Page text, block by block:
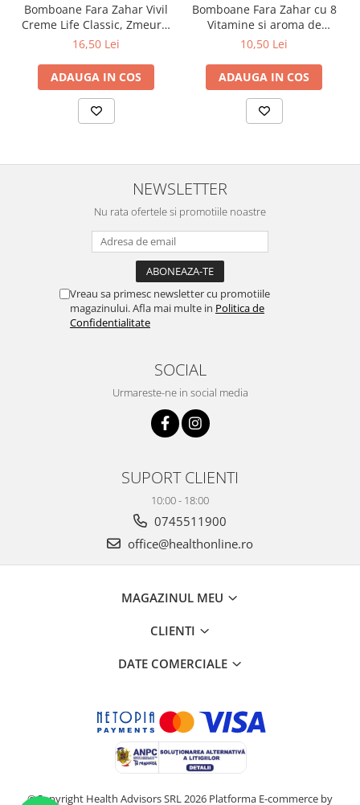
Bomboane Fara Zahar Vivil
Creme Life Classic, Zmeura,
90g
16,50 Lei
ADAUGA IN COS
Bomboane Fara Zahar cu 8
Vitamine si aroma de
Lamaie, 60g, Vivil
10,50 Lei
ADAUGA IN COS
NEWSLETTER
Nu rata ofertele si promotiile noastre
Vreau sa primesc newsletter cu promotiile
magazinului. Afla mai multe in Politica de
Confidentialitate
SOCIAL
Urmareste-ne in social media
SUPORT CLIENTI
10:00 - 18:00
0745511900
office@healthonline.ro
MAGAZINUL MEU
CLIENTI
DATE COMERCIALE
©Copyright Health Advisors SRL 2026 Platforma E-commerce by